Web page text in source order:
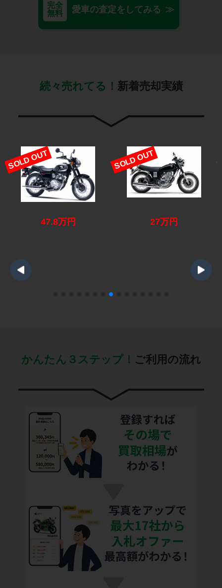
完全
無料
愛車の査定をしてみる ≫
続々売れてる！ 新着売却実績
SOLD OUT
47.8万円
SOLD OUT
27万円
かんたん３ステップ！ ご利用の流れ